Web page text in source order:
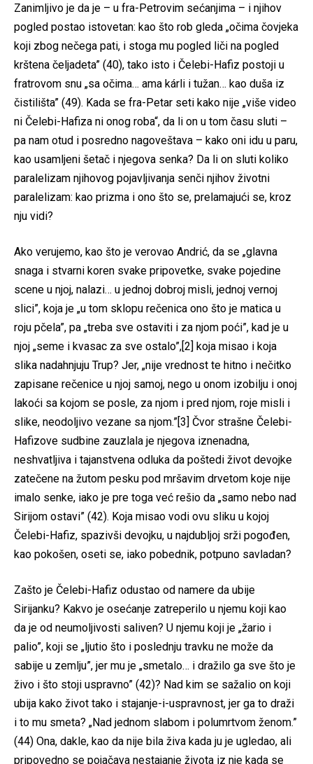
Zanimljivo je da je – u fra-Petrovim sećanjima – i njihov
pogled postao istovetan: kao što rob gleda „očima čovjeka
koji zbog nečega pati, i stoga mu pogled liči na pogled
krštena čeljadeta” (40), tako isto i Čelebi-Hafiz postoji u
fratrovom snu „sa očima… ama kárli i tužan… kao duša iz
čistilišta” (49). Kada se fra-Petar seti kako nije „više video
ni Čelebi-Hafiza ni onog roba“, da li on u tom času sluti –
pa nam otud i posredno nagoveštava – kako oni idu u paru,
kao usamljeni šetač i njegova senka? Da li on sluti koliko
paralelizam njihovog pojavljivanja senči njihov životni
paralelizam: kao prizma i ono što se, prelamajući se, kroz
nju vidi?
Ako verujemo, kao što je verovao Andrić, da se „glavna
snaga i stvarni koren svake pripovetke, svake pojedine
scene u njoj, nalazi… u jednoj dobroj misli, jednoj vernoj
slici”, koja je „u tom sklopu rečenica ono što je matica u
roju pčela”, pa „treba sve ostaviti i za njom poći”, kad je u
njoj „seme i kvasac za sve ostalo”,[2] koja misao i koja
slika nadahnjuju Trup? Jer, „nije vrednost te hitno i nečitko
zapisane rečenice u njoj samoj, nego u onom izobilju i onoj
lakoći sa kojom se posle, za njom i pred njom, roje misli i
slike, neodoljivo vezane sa njom.”[3] Čvor strašne Čelebi-
Hafizove sudbine zauzlala je njegova iznenadna,
neshvatljiva i tajanstvena odluka da poštedi život devojke
zatečene na žutom pesku pod mršavim drvetom koje nije
imalo senke, iako je pre toga već rešio da „samo nebo nad
Sirijom ostavi” (42). Koja misao vodi ovu sliku u kojoj
Čelebi-Hafiz, spazivši devojku, u najdubljoj srži pogođen,
kao pokošen, oseti se, iako pobednik, potpuno savladan?
Zašto je Čelebi-Hafiz odustao od namere da ubije
Sirijanku? Kakvo je osećanje zatreperilo u njemu koji kao
da je od neumoljivosti saliven? U njemu koji je „žario i
palio”, koji se „ljutio što i poslednju travku ne može da
sabije u zemlju”, jer mu je „smetalo… i dražilo ga sve što je
živo i što stoji uspravno” (42)? Nad kim se sažalio on koji
ubija kako život tako i stajanje-i-uspravnost, jer ga to draži
i to mu smeta? „Nad jednom slabom i polumrtvom ženom.”
(44) Ona, dakle, kao da nije bila živa kada ju je ugledao, ali
pripovedno se pojačava nestajanje života iz nje kada se